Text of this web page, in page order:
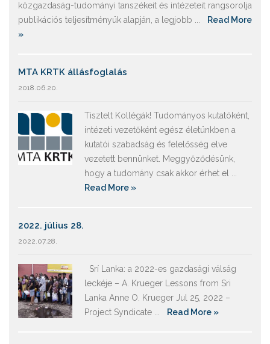
közgazdaság-tudományi tanszékeit és intézeteit rangsorolja
publikációs teljesítményük alapján, a legjobb ...
Read More
»
MTA KRTK állásfoglalás
2018.06.20.
Tisztelt Kollégák! Tudományos kutatóként,
intézeti vezetőként egész életünkben a
kutatói szabadság és felelősség elve
vezetett bennünket. Meggyőződésünk,
hogy a tudomány csak akkor érhet el ...
Read More »
2022. július 28.
2022.07.28.
Srí Lanka: a 2022-es gazdasági válság
leckéje – A. Krueger Lessons from Sri
Lanka Anne O. Krueger Jul 25, 2022 –
Project Syndicate ...
Read More »